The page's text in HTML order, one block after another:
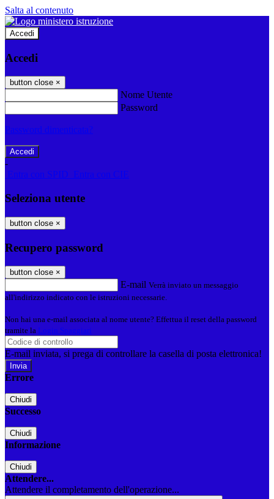
Salta al contenuto
Accedi
Accedi
button close ×
Nome Utente
Password
Password dimenticata?
-
Entra con SPID
Entra con CIE
Seleziona utente
button close ×
Recupero password
button close ×
E-mail Verrà inviato un messaggio
all'indirizzo indicato con le istruzioni necessarie.
Non hai una e-mail associata al nome utente? Effettua il reset della password
tramite la Login Spaggiari
E-mail inviata, si prega di controllare la casella di posta elettronica!
Errore
Chiudi
Successo
Chiudi
Informazione
Chiudi
Attendere...
Attendere il completamento dell'operazione...